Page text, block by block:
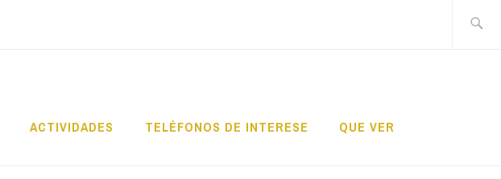
ACTIVIDADES TELÉFONOS DE INTERESE QUE VER